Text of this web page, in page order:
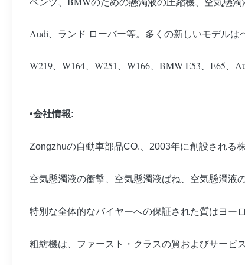
Audi、ランド ローバー等。多くの新しいモデルは
W219、W164、W251、W166、BMW E53、E65
•会社情報:
Zongzhuの自動車部品CO.、2003年に創設される
空気懸濁液の衝撃、空気懸濁液ばね、空気懸濁液
特別な全体的なバイヤーへの保証された質はヨー
粗紡機は、ファースト・クラスの質およびサービ